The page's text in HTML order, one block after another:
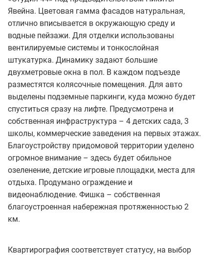
Явейна. Цветовая гамма фасадов натуральная,
отлично вписывается в окружающую среду и
водные пейзажи. Для отделки использованы
вентилируемые системы и тонкослойная
штукатурка. Динамику задают большие
двухметровые окна в пол. В каждом подъезде
разместятся колясочные помещения. Для авто
выделены подземные паркинги, куда можно будет
спуститься сразу на лифте. Предусмотрена и
собственная инфраструктура – 4 детских сада, 3
школы, коммерческие заведения на первых этажах.
Благоустройству придомовой территории уделено
огромное внимание – здесь будет обильное
озеленение, детские игровые площадки, места для
отдыха. Продумано ограждение и
видеонаблюдение. Фишка – собственная
благоустроенная набережная протяженностью 2
км.
Квартирография соответствует статусу, на выбор